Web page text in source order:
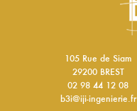
105 Rue de Siam
29200 BREST
02 98 44 12 08
b3i@iji-ingenierie.fr